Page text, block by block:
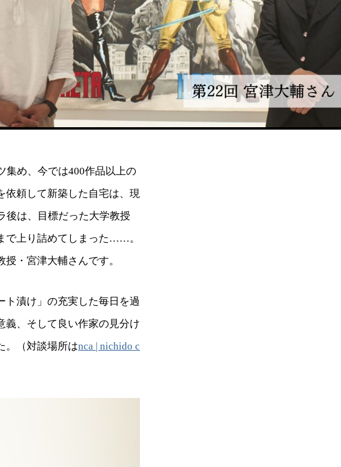
集め、今では400作品以上の
依頼して新築した自宅は、現
後は、目標だった大学教授
で上り詰めてしまった……。
・宮津大輔さんです。
ト漬け」の充実した毎日を過
義、そして良い作家の見分け
。（対談場所はnca | nichido c